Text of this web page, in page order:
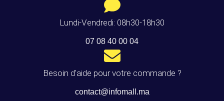
Lundi-Vendredi: 08h30-18h30
07 08 40 00 04
Besoin d'aide pour votre commande ?
contact@infomall.ma